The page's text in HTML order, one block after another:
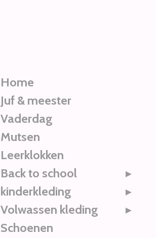
Home
Juf & meester
Vaderdag
Mutsen
Leerklokken
Back to school
kinderkleding
Volwassen kleding
Schoenen